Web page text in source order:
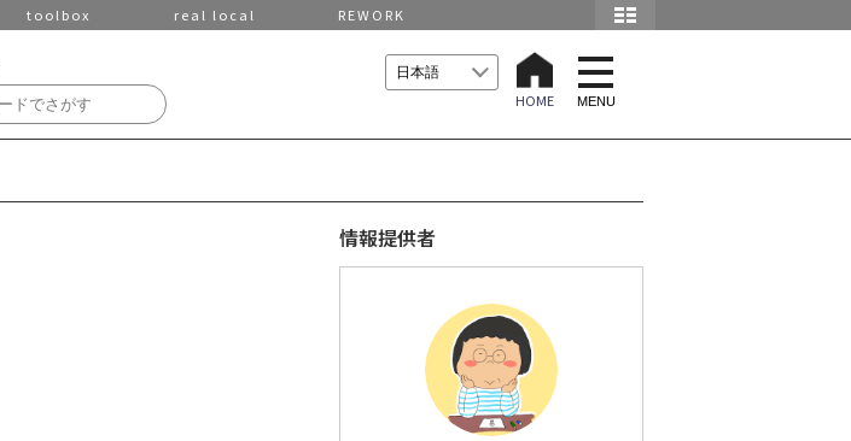
toolbox real local REWORK
HOME
t
o
g
l
a
MENU
情報提供者